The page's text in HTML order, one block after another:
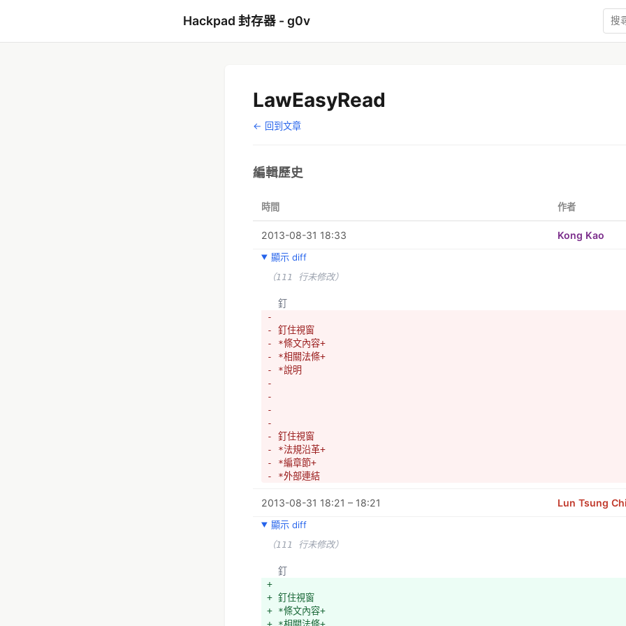
Hackpad 封存器 - g0v
LawEasyRead
← 回到文章
編輯歷史
時間 作者
2013-08-31 18:33 Kong Kao
顯示 diff
（111 行未修改）
  釘
-
- 釘住視窗
- *條文內容+
- *相關法條+
- *說明
-
-
-
-
- 釘住視窗
- *法規沿革+
- *編章節+
- *外部連結
2013-08-31 18:21 – 18:21 Lun Tsung
顯示 diff
（111 行未修改）
  釘
+
+ 釘住視窗
+ *條文內容+